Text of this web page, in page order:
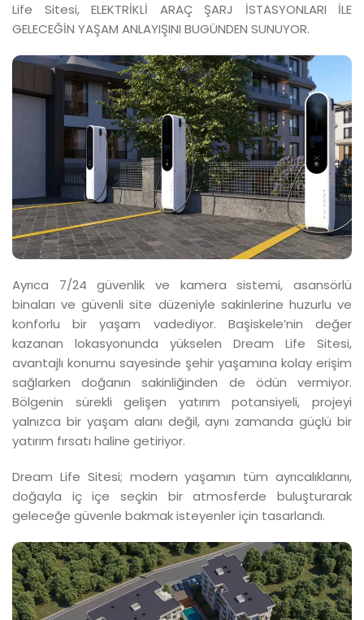
Life Sitesi, ELEKTRİKLİ ARAÇ ŞARJ İSTASYONLARI İLE
GELECEĞİN YAŞAM ANLAYIŞINI BUGÜNDEN SUNUYOR.
Ayrıca 7/24 güvenlik ve kamera sistemi, asansörlü
binaları ve güvenli site düzeniyle sakinlerine huzurlu ve
konforlu bir yaşam vadediyor. Başiskele’nin değer
kazanan lokasyonunda yükselen Dream Life Sitesi,
avantajlı konumu sayesinde şehir yaşamına kolay erişim
sağlarken doğanın sakinliğinden de ödün vermiyor.
Bölgenin sürekli gelişen yatırım potansiyeli, projeyi
yalnızca bir yaşam alanı değil, aynı zamanda güçlü bir
yatırım fırsatı haline getiriyor.
Dream Life Sitesi; modern yaşamın tüm ayrıcalıklarını,
doğayla iç içe seçkin bir atmosferde buluşturarak
geleceğe güvenle bakmak isteyenler için tasarlandı.